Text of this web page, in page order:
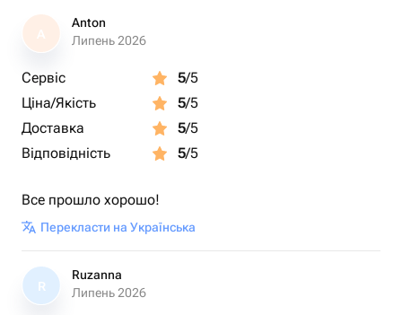
A
Anton
Липень 2026
Сервіс 5/5
Ціна/Якість
5/5
Доставка
5/5
Відповідність
5/5
Все прошло хорошо!
Перекласти на Українська
R
Ruzanna
Липень 2026